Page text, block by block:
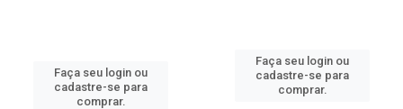
Faça seu login ou
cadastre-se para
comprar.
Faça seu login ou
cadastre-se para
comprar.